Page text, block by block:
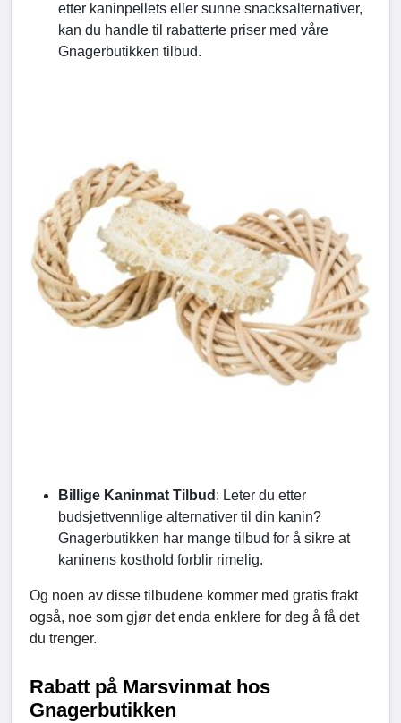
etter kaninpellets eller sunne snacksalternativer,
kan du handle til rabatterte priser med våre
Gnagerbutikken tilbud.
Billige Kaninmat Tilbud : Leter du etter
budsjettvennlige alternativer til din kanin?
Gnagerbutikken har mange tilbud for å sikre at
kaninens kosthold forblir rimelig.
Og noen av disse tilbudene kommer med gratis frakt
også, noe som gjør det enda enklere for deg å få det
du trenger.
Rabatt på Marsvinmat hos
Gnagerbutikken